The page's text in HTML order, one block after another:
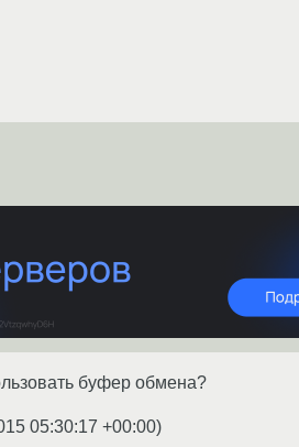
буфер обмена?
05:30:17 +00:00)